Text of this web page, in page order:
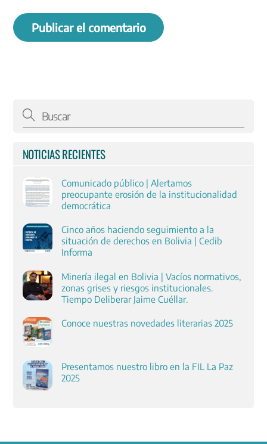
NOTICIAS RECIENTES
Comunicado público | Alertamos
preocupante erosión de la institucionalidad
democrática
Cinco años haciendo seguimiento a la
situación de derechos en Bolivia | Cedib
Informa
Minería ilegal en Bolivia | Vacíos normativos,
zonas grises y riesgos institucionales.
Tiempo Deliberar Jaime Cuéllar.
Conoce nuestras novedades literarias 2025
Presentamos nuestro libro en la FIL La Paz
2025